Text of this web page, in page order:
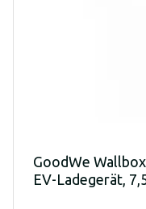
GoodWe
EV-Ladegerät,